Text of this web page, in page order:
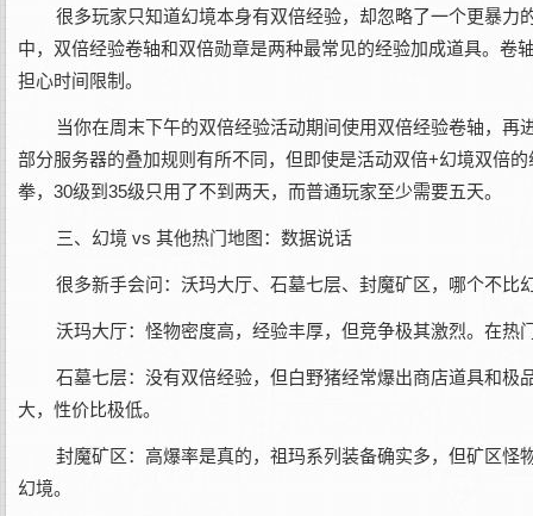
很多玩家只知道幻境本身有双倍经验，却忽略了一个更暴
中，双倍经验卷轴和双倍勋章是两种最常见的经验加成道具。
担心时间限制。
当你在周末下午的双倍经验活动期间使用双倍经验卷轴，
部分服务器的叠加规则有所不同，但即使是活动双倍+幻境双倍
拳，30级到35级只用了不到两天，而普通玩家至少需要五天。
三、幻境 vs 其他热门地图：数据说话
很多新手会问：沃玛大厅、石墓七层、封魔矿区，哪个不比
沃玛大厅‌：怪物密度高，经验丰厚，但竞争极其激烈。在
石墓七层‌：没有双倍经验，但白野猪经常爆出商店道具和
大，性价比极低。
封魔矿区‌：高爆率是真的，祖玛系列装备确实多，但矿区
幻境。